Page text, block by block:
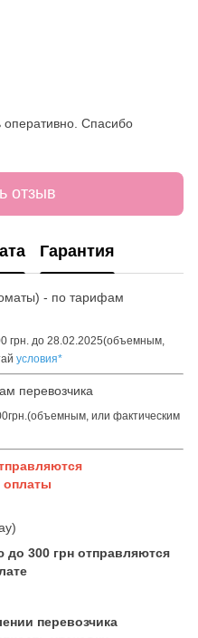
Спасибо
отзыв
Гарантия
- по тарифам
до 28.02.2025(объемным,
условия*
перевозчика
или фактическим
оплаты
300 грн отправляются
перевозчика